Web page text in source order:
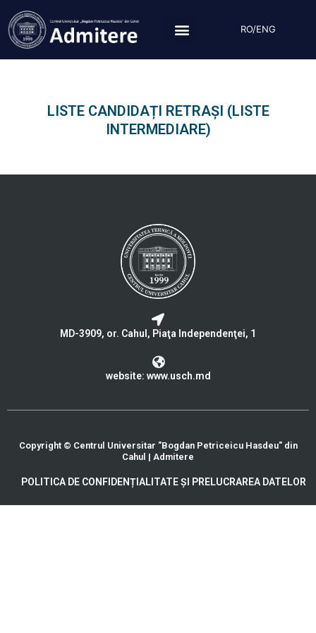
content
RO/ENG
LISTE CANDIDAȚI RETRAȘI (LISTE
INTERMEDIARE)
MD-3909, or. Cahul, Piaţa Independenţei, 1
website: www.usch.md
Copyright © Centrul Universitar "Bogdan Petriceicu Hasdeu" din
Cahul | Admitere
POLITICA DE CONFIDENȚIALITATE ȘI PRELUCRAREA DATELOR